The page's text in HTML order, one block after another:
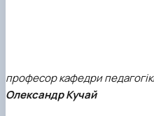
професор кафедри
Олександр Кучай